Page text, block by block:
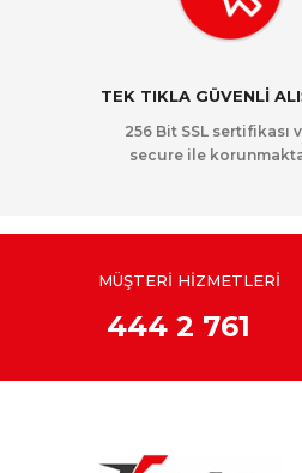
TEK TIKLA GÜVENLİ
256 Bit SSL sertifikası
secure ile
MÜŞTERİ HİZMETLERİ
444 2 761